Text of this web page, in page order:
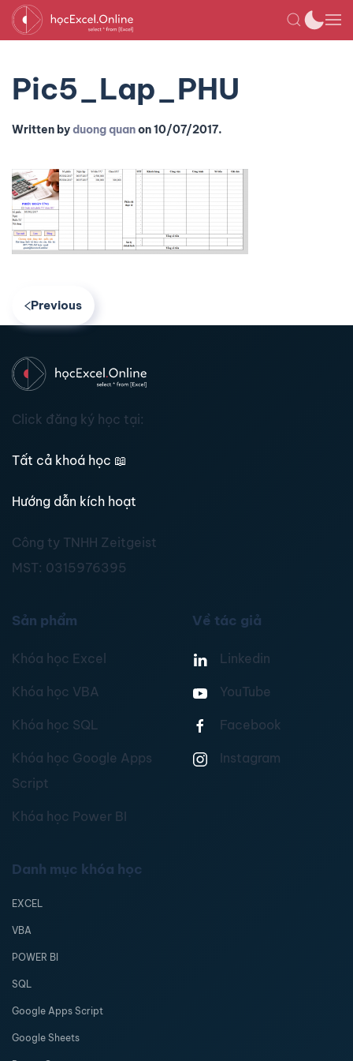
Pic5_Lap_PHU
Written byduong quanon10/07/2017.
Previous
Click đăng ký học tại:
Tất cả khoá học 📖
Hướng dẫn kích hoạt
Công ty TNHH Zeitgeist
MST: 0315976395
Sản phẩm
Khóa học Excel
Khóa học VBA
Khóa học SQL
Khóa học Google Apps
Script
Khóa học Power BI
Về tác giả
Linkedin
YouTube
Facebook
Instagram
Danh mục khóa học
EXCEL
VBA
POWER BI
SQL
Google Apps Script
Google Sheets